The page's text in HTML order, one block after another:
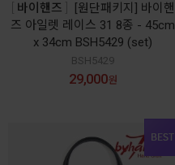
바이핸즈
[원단패키지] 바이핸
즈 아일렛 레이스 31 8종 - 45cm
x 34cm BSH5429 (set)
BSH5429
29,000원